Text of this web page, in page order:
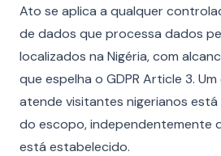
Ato se aplica a qualquer
de dados que processa dados
localizados na Nigéria, com
que espelha o GDPR Article 3.
atende visitantes nigerianos
do escopo, independentemente
está estabelecido.